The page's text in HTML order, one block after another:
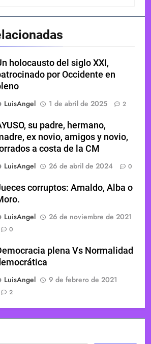
holocausto del siglo XXI,
por Occidente en
LuisAngel
1 de abril de 2025 2
su padre, hermano,
ex novio, amigos y novio,
a costa de la CM
LuisAngel
26 de abril de 2024 0
corruptos: Arnaldo, Alba o
LuisAngel
26 de noviembre de 2021
0
plena Vs Normalidad
LuisAngel
9 de febrero de 2021
2